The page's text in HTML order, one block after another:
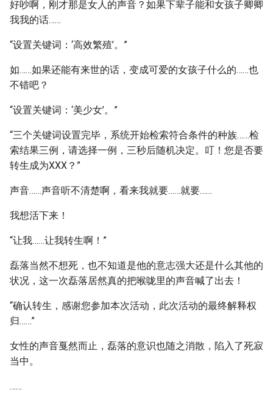
好吵啊，刚才那是女人的声音？如果下辈子能和女孩子卿卿
我我的话……
“设置关键词：‘高效繁殖’。”
如……如果还能有来世的话，变成可爱的女孩子什么的……也
不错吧？
“设置关键词：‘美少女’。”
“三个关键词设置完毕，系统开始检索符合条件的种族……检
索结果三例，请选择一例，三秒后随机决定。叮！您是否要
转生成为XXX？”
声音……声音听不清楚啊，看来我就要……就要……
我想活下来！
“让我……让我转生啊！”
磊落当然不想死，也不知道是他的意志强大还是什么其他的
状况，这一次磊落居然真的把喉咙里的声音喊了出去！
“确认转生，感谢您参加本次活动，此次活动的最终解释权
归……”
女性的声音戛然而止，磊落的意识也随之消散，陷入了死寂
当中。
……